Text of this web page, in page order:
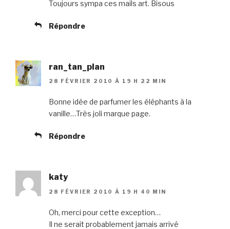
Toujours sympa ces mails art. Bisous
Répondre
ran_tan_plan
28 FÉVRIER 2010 À 19 H 22 MIN
Bonne idée de parfumer les éléphants à la
vanille…Très joli marque page.
Répondre
katy
28 FÉVRIER 2010 À 19 H 40 MIN
Oh, merci pour cette exception…
Il ne serait probablement jamais arrivé